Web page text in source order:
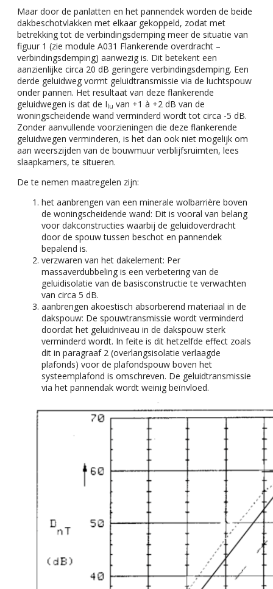
Maar door de panlatten en het pannendek worden de beide
dakbeschotvlakken met elkaar gekoppeld, zodat met
betrekking tot de verbindingsdemping meer de situatie van
figuur 1 (zie module A031 Flankerende overdracht –
verbindingsdemping) aanwezig is. Dit betekent een
aanzienlijke circa 20 dB geringere verbindingsdemping. Een
derde geluidweg vormt geluidtransmissie via de luchtspouw
onder pannen. Het resultaat van deze flankerende
geluidwegen is dat de Ilu van +1 à +2 dB van de
woningscheidende wand verminderd wordt tot circa -5 dB.
Zonder aanvullende voorzieningen die deze flankerende
geluidwegen verminderen, is het dan ook niet mogelijk om
aan weerszijden van de bouwmuur verblijfsruimten, lees
slaapkamers, te situeren.
De te nemen maatregelen zijn:
het aanbrengen van een minerale wolbarrière boven
de woningscheidende wand: Dit is vooral van belang
voor dakconstructies waarbij de geluidoverdracht
door de spouw tussen beschot en pannendek
bepalend is.
verzwaren van het dakelement: Per
massaverdubbeling is een verbetering van de
geluidisolatie van de basisconstructie te verwachten
van circa 5 dB.
aanbrengen akoestisch absorberend materiaal in de
dakspouw: De spouwtransmissie wordt verminderd
doordat het geluidniveau in de dakspouw sterk
verminderd wordt. In feite is dit hetzelfde effect zoals
dit in paragraaf 2 (overlangsisolatie verlaagde
plafonds) voor de plafondspouw boven het
systeemplafond is omschreven. De geluidtransmissie
via het pannendak wordt weinig beïnvloed.